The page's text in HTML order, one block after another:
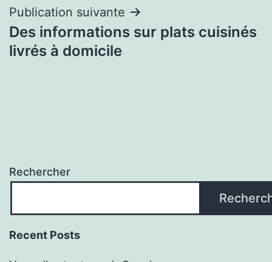
l’article
Publication suivante
Des informations sur plats cuisinés
livrés à domicile
Rechercher
Recent Posts